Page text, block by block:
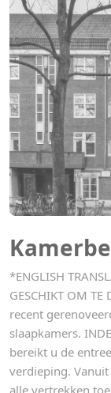
*ENGLISH
GESCHIKT OM
recent
slaapkamers.
bereikt u de
verdieping.
alle vertrekken